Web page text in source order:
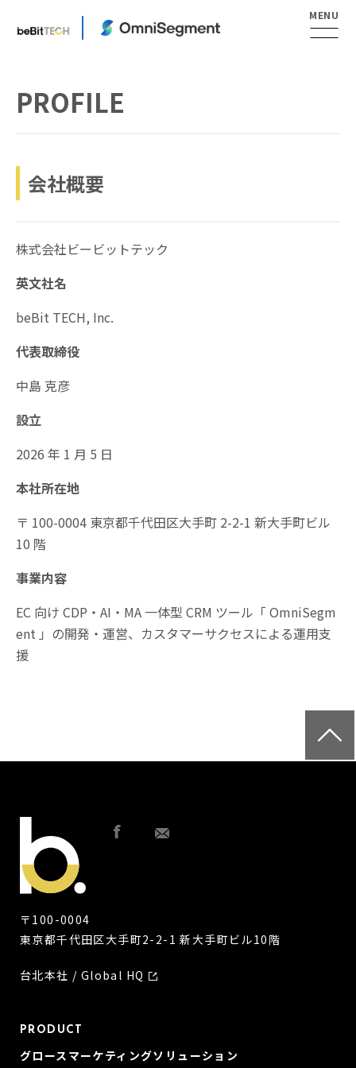
PROFILE
会社概要
株式会社ビービットテック
英文社名
beBit TECH, Inc.
代表取締役
中島 克彦
設立
2026 年 1 月 5 日
本社所在地
〒 100-0004 東京都千代田区大手町 2-2-1 新大手町ビル
10 階
事業内容
EC 向け CDP・AI・MA 一体型 CRM ツール「 OmniSegm
ent 」の開発・運営、カスタマーサクセスによる運用支
援
〒100-0004
東京都千代田区大手町2-2-1 新大手町ビル10階
台北本社 / Global HQ
PRODUCT
グロースマーケティングソリューション